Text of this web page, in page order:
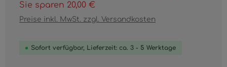
Sie sparen 20,00 €
Preise inkl. MwSt. zzgl. Versandkosten
Sofort verfügbar, Lieferzeit: ca. 3 - 5 Werktage